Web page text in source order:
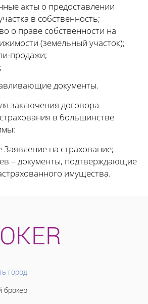
акты о предоставлении
в собственность;
о праве собственности на
(земельный участок);
продажи;
документы.
заключения договора
в большинстве
Заявление на страхование;
– документы, подтверждающие
имущества.
город
брокер